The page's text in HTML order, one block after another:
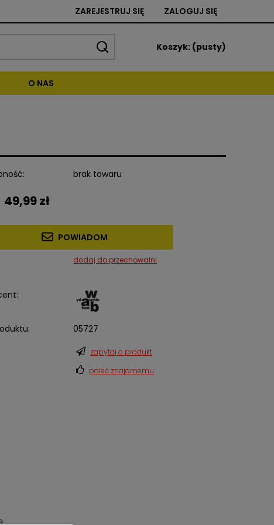
ZAREJESTRUJ SIĘ ZALOGUJ SIĘ
Koszyk: (pusty)
O NAS
brak towaru
49,99 zł
POWIADOM
dodaj do przechowalni
05727
zapytaj o produkt
poleć znajomemu